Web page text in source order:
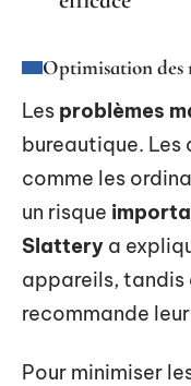
Optimisation des
Les problèmes
bureautique. Les
comme les
un risque
Slattery a
appareils, tandis
recommande
Pour minimiser